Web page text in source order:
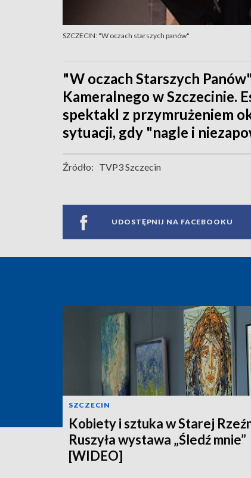
SZCZECIN: "W oczach starszych panów"
"W oczach Starszych
Kameralnego w
spektakl z przymrużeniem
sytuacji, gdy "nagle i
Źródło: TVP3 Szczecin
UDOSTĘPNIJ NA FACEBOOKU
SZCZECIN
Kobiety i sztuka w Starej
Ruszyła wystawa „Śledź mnie”
[WIDEO]